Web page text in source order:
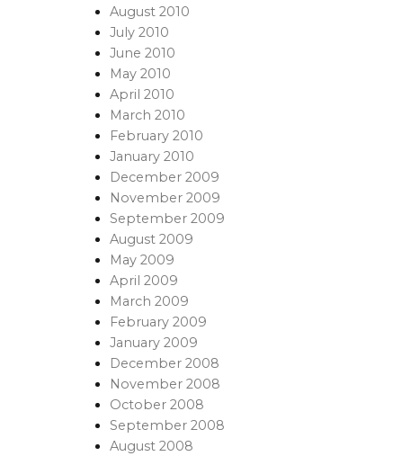
August 2010
July 2010
June 2010
May 2010
April 2010
March 2010
February 2010
January 2010
December 2009
November 2009
September 2009
August 2009
May 2009
April 2009
March 2009
February 2009
January 2009
December 2008
November 2008
October 2008
September 2008
August 2008